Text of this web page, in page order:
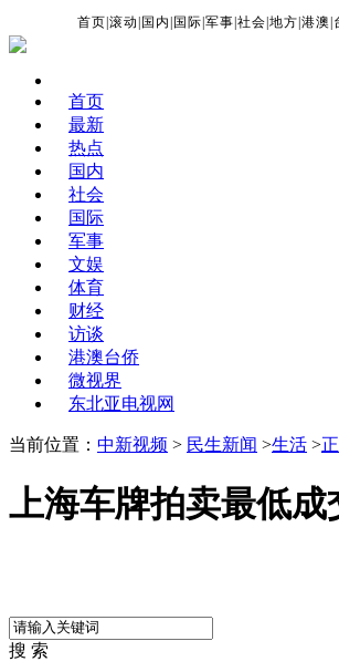
首页 |滚动 国内 国际 |军事 |社会 |地方 |港澳
首页
最新
热点
国内
社会
国际
军事
文娱
体育
财经
访谈
港澳台侨
微视界
东北亚电视网
当前位置： 中新视频 > 民生新闻 >生活 >
上海车牌拍卖最低成
搜 索